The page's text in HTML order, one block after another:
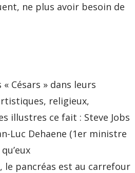
ne plus avoir besoin de
Césars » dans leurs
religieux,
illustres ce fait : Steve Jobs
Luc Dehaene (1er ministre
le pancréas est au carrefour